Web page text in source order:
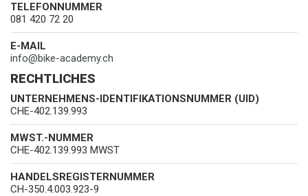
TELEFONNUMMER
081 420 72 20
E-MAIL
info@bike-academy.ch
RECHTLICHES
UNTERNEHMENS-IDENTIFIKATIONSNUMMER (UID)
CHE-402.139.993
MWST.-NUMMER
CHE-402.139.993 MWST
HANDELSREGISTERNUMMER
CH-350.4.003.923-9